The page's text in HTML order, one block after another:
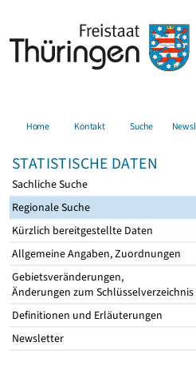
Home Kontakt Suche
STATISTISCHE DATEN
Sachliche Suche
Regionale Suche
Kürzlich bereitgestellte Daten
Allgemeine Angaben, Zuordnungen
Gebietsveränderungen,
Änderungen zum Schlüsselverzeichnis
Definitionen und Erläuterungen
Newsletter